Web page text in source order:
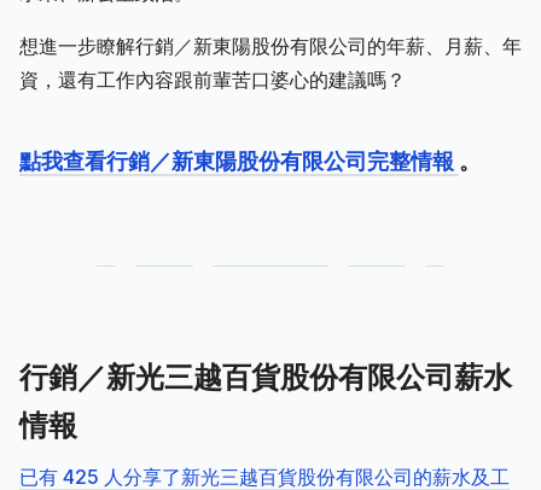
想進一步瞭解行銷／新東陽股份有限公司的年薪、月薪、年
資，還有工作內容跟前輩苦口婆心的建議嗎？
點我查看行銷／新東陽股份有限公司完整情報 。
行銷／新光三越百貨股份有限公司薪水
情報
已有 425 人分享了新光三越百貨股份有限公司的薪水及工